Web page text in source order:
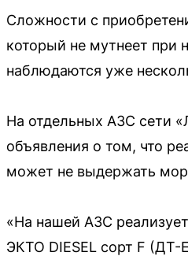
Сложности с
который не мутнеет при
наблюдаются уже
На отдельных АЗС сети
объявления о том, что
может не выдержать
«На нашей АЗС
ЭКТО DIESEL сорт F (ДТ-